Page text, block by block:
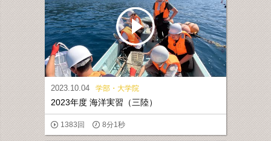
2023.10.04 学部・大学院
2023年度 海洋実習（三陸）
1383回 8分1秒